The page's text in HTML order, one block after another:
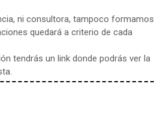
ni consultora, tampoco formamos
quedará a criterio de cada
tendrás un link donde podrás ver la